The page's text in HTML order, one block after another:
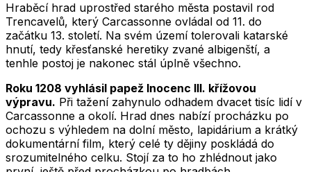
Hraběcí hrad uprostřed starého města postavil rod
Trencavelů, který Carcassonne ovládal od 11. do
začátku 13. století. Na svém území tolerovali katarské
hnutí, tedy křesťanské heretiky zvané albigenští, a
tenhle postoj je nakonec stál úplně všechno.
Roku 1208 vyhlásil papež Inocenc III. křížovou
výpravu. Při tažení zahynulo odhadem dvacet tisíc lidí v
Carcassonne a okolí. Hrad dnes nabízí procházku po
ochozu s výhledem na dolní město, lapidárium a krátký
dokumentární film, který celé ty dějiny poskládá do
srozumitelného celku. Stojí za to ho zhlédnout jako